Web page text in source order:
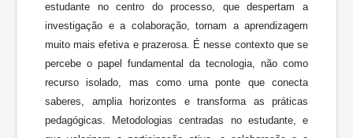
estudante no centro do processo, que despertam a
investigação e a colaboração, tornam a aprendizagem
muito mais efetiva e prazerosa. É nesse contexto que se
percebe o papel fundamental da tecnologia, não como
recurso isolado, mas como uma ponte que conecta
saberes, amplia horizontes e transforma as práticas
pedagógicas. Metodologias centradas no estudante, e